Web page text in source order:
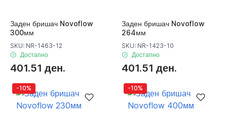
Заден бришач Novoflow
300мм
SKU: NR-1463-12
Достапно
401.51 ден.
Заден бришач Novoflow
264мм
SKU: NR-1423-10
Достапно
401.51 ден.
-10% -10%